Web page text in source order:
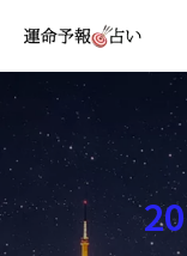
運命予報占い
運命予報占いとは
あなたの所属部屋を